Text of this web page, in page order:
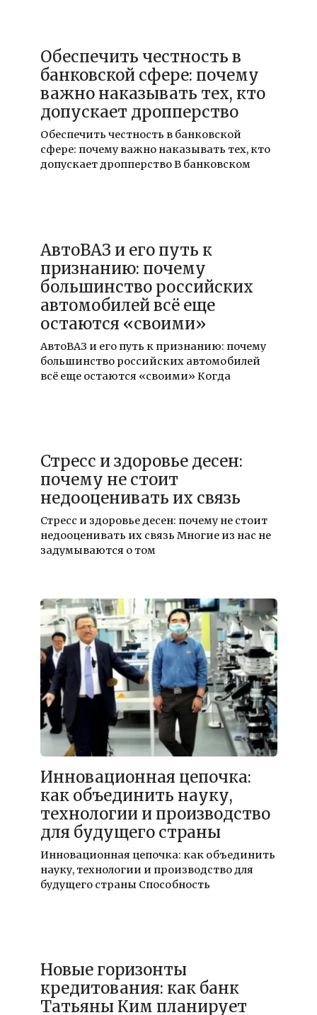
Обеспечить честность в
банковской сфере: почему
важно наказывать тех, кто
допускает дропперство
Обеспечить честность в банковской
сфере: почему важно наказывать тех, кто
допускает дропперство В банковском
АвтоВАЗ и его путь к
признанию: почему
большинство российских
автомобилей всё еще
остаются «своими»
АвтоВАЗ и его путь к признанию: почему
большинство российских автомобилей
всё еще остаются «своими» Когда
Стресс и здоровье десен:
почему не стоит
недооценивать их связь
Стресс и здоровье десен: почему не стоит
недооценивать их связь Многие из нас не
задумываются о том
18.12.2025
Инновационная цепочка:
как объединить науку,
технологии и производство
для будущего страны
Инновационная цепочка: как объединить
науку, технологии и производство для
будущего страны Способность
Новые горизонты
кредитования: как банк
Татьяны Ким планирует